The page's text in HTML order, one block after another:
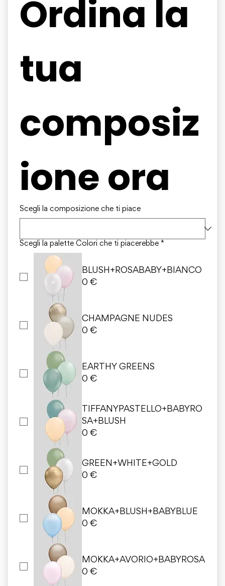
Ordina la
tua
composiz
ione ora
Scegli la composizione che ti piace
Scegli la palette Colori che ti piacerebbe *
BLUSH+ROSABABY+BIANCO
0 €
CHAMPAGNE NUDES
0 €
EARTHY GREENS
0 €
TIFFANYPASTELLO+BABYRO
SA+BLUSH
0 €
GREEN+WHITE+GOLD
0 €
MOKKA+BLUSH+BABYBLUE
0 €
MOKKA+AVORIO+BABYROSA
0 €